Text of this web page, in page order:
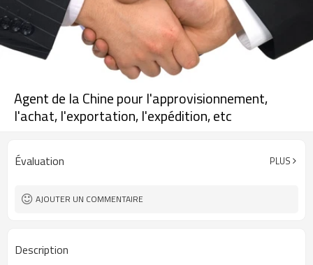
Agent de la Chine pour l'approvisionnement,
l'achat, l'exportation, l'expédition, etc
Évaluation PLUS
AJOUTER UN COMMENTAIRE
Description